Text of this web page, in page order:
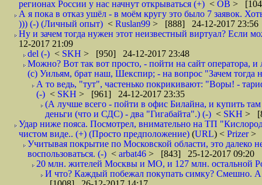
регионах России у нас начнут открываться (+) < ОВ >
А я пока в отказ ушёл - в моём кругу это было 7 заявок.
))) (-) (Личный опыт) < Ruslan99 > [888] 24-12-2017 23:56
Ну и зачем тогда нужен этот неизвестный виртуал? Если
12-2017 21:09
del (-) < SKH > [950] 24-12-2017 23:48
Можно? Вот так вот просто, - пойти на сайт оператора,
(с) Уильям, брат наш, Шекспир; - на вопрос "Зачем тогда
А то ведь, "тут", частенько покрикивают: "Воры! -
(-) < SKH > [961] 24-12-2017 23:35
(А лучше всего - пойти в офис Билайна, и купить
деньги (что и СДС) - два "Гигабайта".) (-) < SKH >
Удар ниже пояса. Посмотрел, внимательно на ТП
чистом виде.. (+) (Просто предположение) (URL) < Prizer>
Учитывая покрытие по Московской области, это далеко
воспользоваться. (-) < arbat46 > [843] 25-12-2017 09:20
20 млн. жителей Москвы и МО, и 127 млн. остальной
И что? Каждый побежал покупать симку? Смешно. А